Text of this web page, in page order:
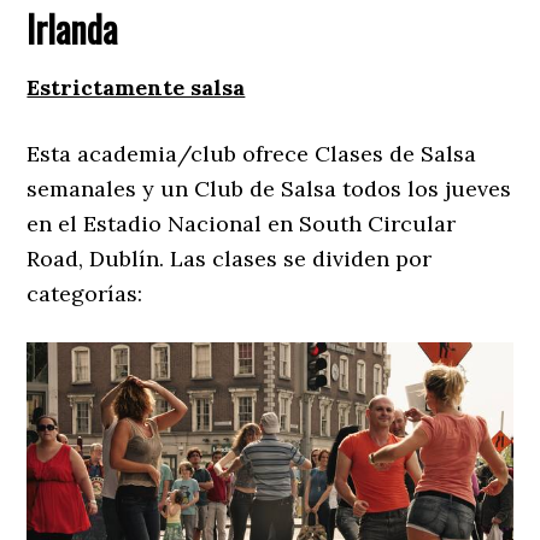
Irlanda
Estrictamente salsa
Esta academia/club ofrece Clases de Salsa
semanales y un Club de Salsa todos los jueves
en el Estadio Nacional en South Circular
Road, Dublín. Las clases se dividen por
categorías: